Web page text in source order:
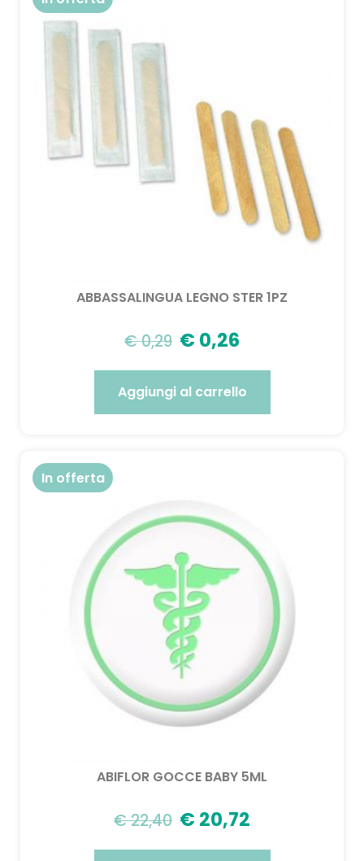
ABBASSALINGUA LEGNO STER 1PZ
€0,29 € 0,26
Aggiungi al carrello
In offerta
ABIFLOR GOCCE BABY 5ML
€22,40 € 20,72